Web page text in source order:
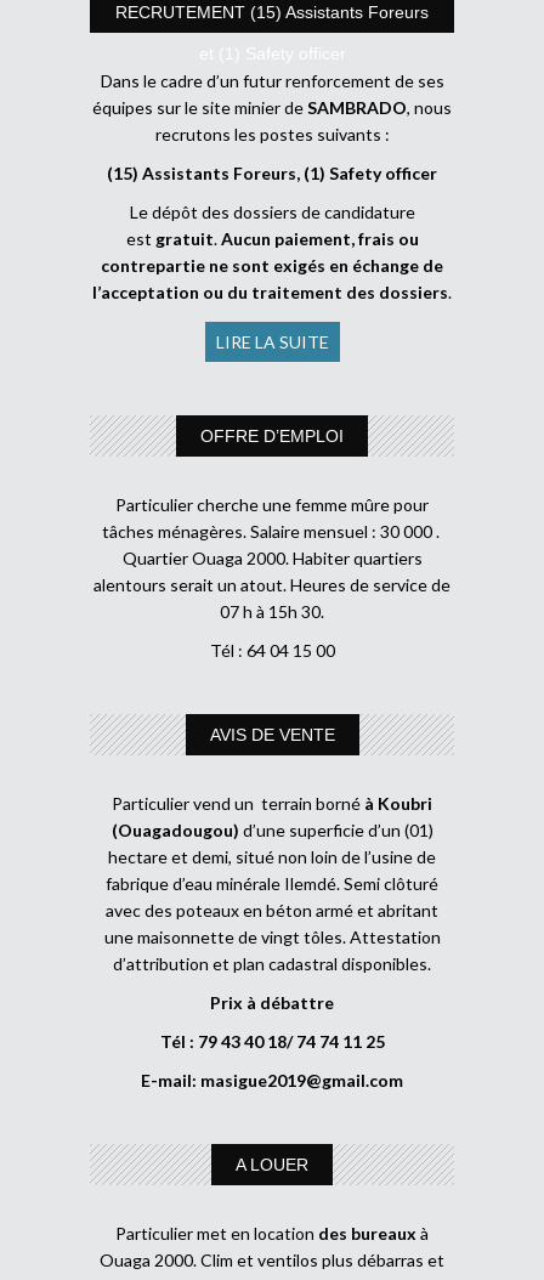
RECRUTEMENT (15) Assistants Foreurs
et (1) Safety officer
Dans le cadre d’un futur renforcement de ses
équipes sur le site minier deSAMBRADO, nous
recrutons les postes suivants :
(15) Assistants Foreurs, (1) Safety officer
Le dépôt des dossiers de candidature
est gratuit.Aucun paiement, frais ou
contrepartie ne sont exigés en échange de
l’acceptation ou du traitement des dossiers.
LIRE LA SUITE
OFFRE D’EMPLOI
Particulier cherche une femme mûre pour
tâches ménagères. Salaire mensuel : 30 000 .
Quartier Ouaga 2000. Habiter quartiers
alentours serait un atout. Heures de service de
07 h à 15h 30.
Tél : 64 04 15 00
AVIS DE VENTE
Particulier vend un terrain borné à Koubri
(Ouagadougou) d’une superficie d’un (01)
hectare et demi, situé non loin de l’usine de
fabrique d’eau minérale Ilemdé. Semi clôturé
avec des poteaux en béton armé et abritant
une maisonnette de vingt tôles. Attestation
d’attribution et plan cadastral disponibles.
Prix à débattre
Tél : 79 43 40 18/ 74 74 11 25
E-mail: masigue2019@gmail.com
A LOUER
Particulier met en location des bureaux à
Ouaga 2000. Clim et ventilos plus débarras et